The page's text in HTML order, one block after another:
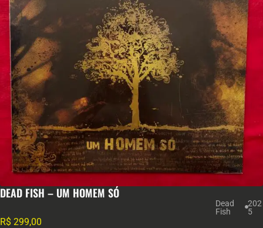
DEAD FISH – UM HOMEM SÓ
Dead
Fish
202
5
R$ 299,00